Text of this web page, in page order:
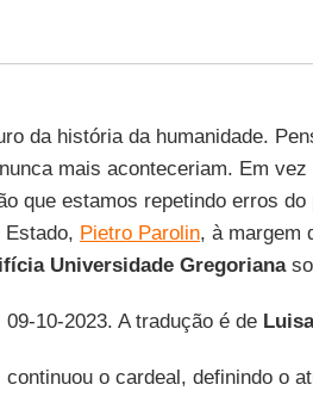
da história da humanidade.
mais aconteceriam. Em
que estamos repetindo erros do
Pietro Parolin, à margem
Universidade Gregoriana
09-10-2023. A tradução é de
o cardeal, definindo o